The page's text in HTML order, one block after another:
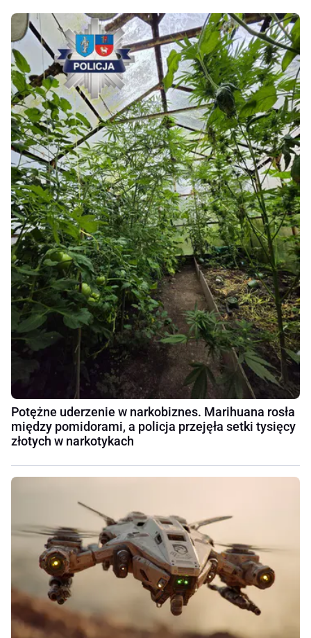
Potężne uderzenie w narkobiznes. Marihuana rosła
między pomidorami, a policja przejęła setki tysięcy
złotych w narkotykach